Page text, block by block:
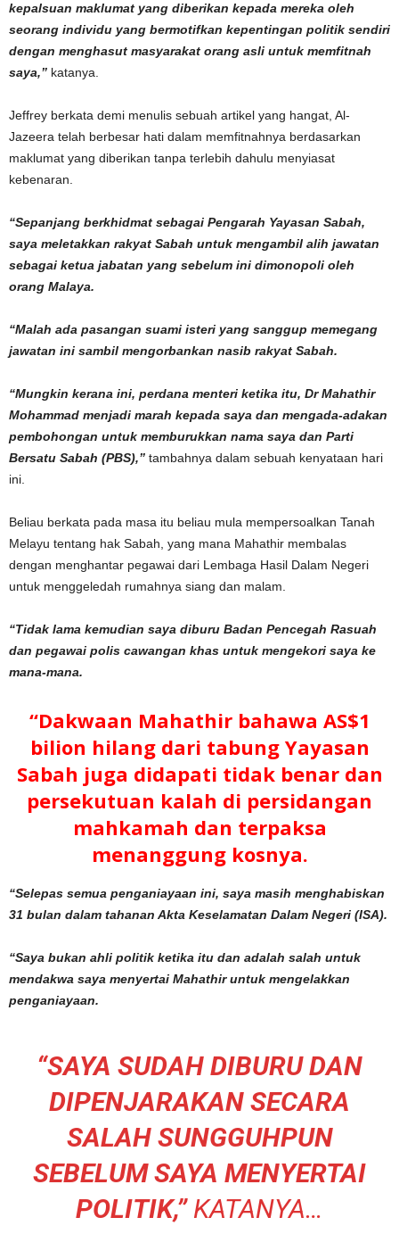
kepalsuan maklumat yang diberikan kepada mereka oleh
seorang individu yang bermotifkan kepentingan politik sendiri
dengan menghasut masyarakat orang asli untuk memfitnah
saya,” katanya.
Jeffrey berkata demi menulis sebuah artikel yang hangat, Al-
Jazeera telah berbesar hati dalam memfitnahnya berdasarkan
maklumat yang diberikan tanpa terlebih dahulu menyiasat
kebenaran.
“Sepanjang berkhidmat sebagai Pengarah Yayasan Sabah,
saya meletakkan rakyat Sabah untuk mengambil alih jawatan
sebagai ketua jabatan yang sebelum ini dimonopoli oleh
orang Malaya.
“Malah ada pasangan suami isteri yang sanggup memegang
jawatan ini sambil mengorbankan nasib rakyat Sabah.
“Mungkin kerana ini, perdana menteri ketika itu, Dr Mahathir
Mohammad menjadi marah kepada saya dan mengada-adakan
pembohongan untuk memburukkan nama saya dan Parti
Bersatu Sabah (PBS),” tambahnya dalam sebuah kenyataan hari
ini.
Beliau berkata pada masa itu beliau mula mempersoalkan Tanah
Melayu tentang hak Sabah, yang mana Mahathir membalas
dengan menghantar pegawai dari Lembaga Hasil Dalam Negeri
untuk menggeledah rumahnya siang dan malam.
“Tidak lama kemudian saya diburu Badan Pencegah Rasuah
dan pegawai polis cawangan khas untuk mengekori saya ke
mana-mana.
“Dakwaan Mahathir bahawa AS$1
bilion hilang dari tabung Yayasan
Sabah juga didapati tidak benar dan
persekutuan kalah di persidangan
mahkamah dan terpaksa
menanggung kosnya.
“Selepas semua penganiayaan ini, saya masih menghabiskan
31 bulan dalam tahanan Akta Keselamatan Dalam Negeri (ISA).
“Saya bukan ahli politik ketika itu dan adalah salah untuk
mendakwa saya menyertai Mahathir untuk mengelakkan
penganiayaan.
“SAYA SUDAH DIBURU DAN
DIPENJARAKAN SECARA
SALAH SUNGGUHPUN
SEBELUM SAYA MENYERTAI
POLITIK,” KATANYA…